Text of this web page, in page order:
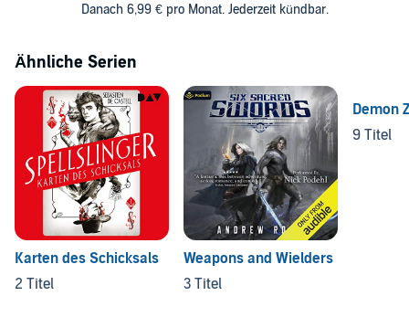
Danach 6,99 € pro Monat. Jederzeit kündbar.
Ähnliche Serien
Karten des Schicksals
2 Titel
Weapons and Wielders
3 Titel
Demon
9 Titel